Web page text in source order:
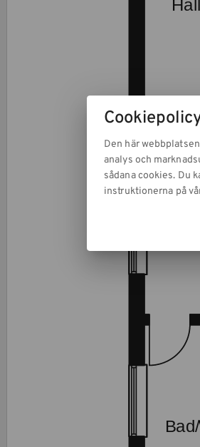
Den här
analys och
sådana cookies. Du
instruktionerna på